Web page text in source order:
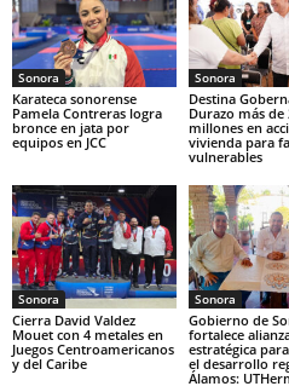
Sonora
Karateca sonorense
Pamela Contreras logra
bronce en jata por
equipos en JCC
Sonora
Destina
Durazo más de
millones en
vivienda para
vulnerables
Sonora
Cierra David Valdez
Mouet con 4 metales en
Juegos Centroamericanos
y del Caribe
Sonora
Gobierno de
fortalece
estratégica
el desarrollo
Álamos: